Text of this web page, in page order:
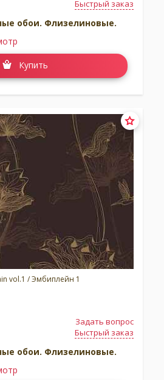
Быстрый заказ
обои. Флизелиновые.
Купить
vol.1 / Эмбиплейн 1
Задать вопрос
Быстрый заказ
обои. Флизелиновые.